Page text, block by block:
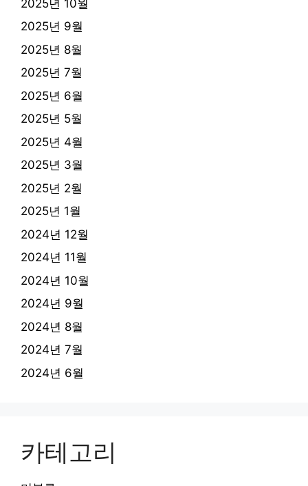
2025년 10월
2025년 9월
2025년 8월
2025년 7월
2025년 6월
2025년 5월
2025년 4월
2025년 3월
2025년 2월
2025년 1월
2024년 12월
2024년 11월
2024년 10월
2024년 9월
2024년 8월
2024년 7월
2024년 6월
카테고리